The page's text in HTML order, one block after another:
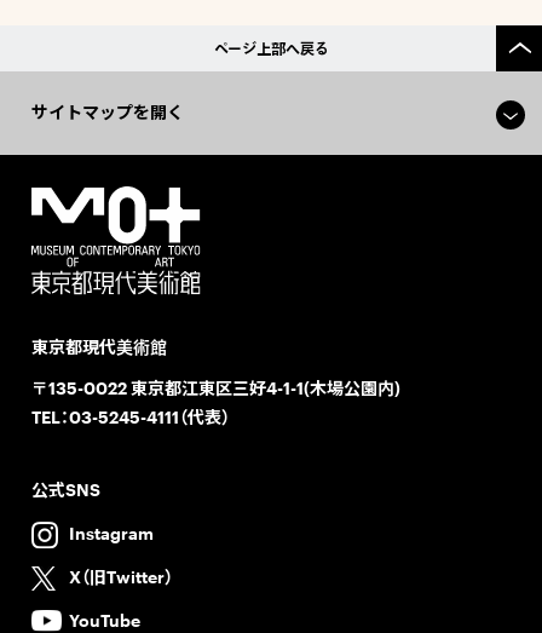
ページ上部へ戻る
サイトマップを開く
東京都現代美術館
〒135-0022 東京都江東区三好4-1-1(木場公園内)
TEL：03-5245-4111（代表）
公式SNS
Instagram
X（旧Twitter）
YouTube